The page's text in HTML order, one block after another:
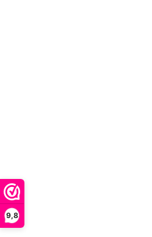
9,8